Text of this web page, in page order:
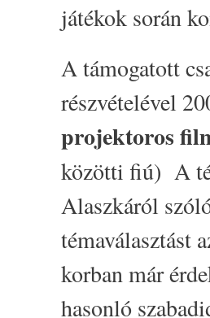
játékok során
A támogatott
részvételével
projektoros
közötti fiú) A
Alaszkáról
témaválasztást
korban már
hasonló